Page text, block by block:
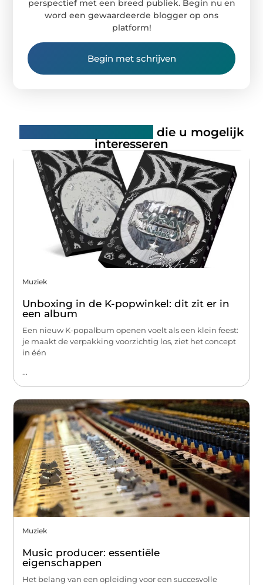
perspectief met een breed publiek. Begin nu en
word een gewaardeerde blogger op ons
platform!
Begin met schrijven
die u mogelijk
interesseren
Muziek
Unboxing in de K-popwinkel: dit zit er in
een album
Een nieuw K-popalbum openen voelt als een klein feest:
je maakt de verpakking voorzichtig los, ziet het concept
in één
...
Muziek
Music producer: essentiële
eigenschappen
Het belang van een opleiding voor een succesvolle